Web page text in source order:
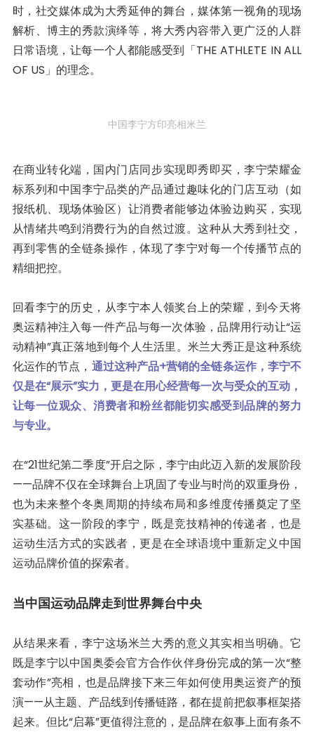
时，社交媒体成为大秀延伸的舞台，媒体第一视角的现场
解析、博主的秀款演绎等，将大秀内容带入更广泛的人群
日常语境，让每一个人都能感受到「THE ATHLETE IN ALL
OF US」的理念。
中国李宁方印亮相米兰
在商业转化端，国内门店同步实现即秀即买，李宁荣耀金
标系列和中国李宁品类的产品通过趣味化的门店互动（如
报纸机、现场体验区）让消费者能够边体验边购买，实现
从情绪共鸣到消费行为的自然过渡。这种从大秀到社交，
再到零售的全链条操作，体现了李宁对每一个传播节点的
精细把控。
回看李宁的历史，从李宁本人领奖台上的荣耀，到今天将
奥运精神注入每一件产品与每一次体验，品牌用行动让“运
动精神”真正落地到每个人生活里。米兰大秀正是这种系统
化运作的节点， 通过这种产品+营销的全链条运作，李宁不
仅是在“展示”实力，更是在用心经营每一次与受众的互动，
让每一位观众、消费者和粉丝都能切实感受到品牌的努力
与专业。
在“21世纪第二季度”开启之际，李宁由此迈入新的发展阶段
——品牌不仅在全球舞台上巩固了专业与时尚的双重身份，
也为未来整个冬奥周期的持续布局和多维度传播奠定了坚
实基础。这一阶段的李宁，既是竞技精神的传递者，也是
运动生活方式的实践者，更是在全球语境中重新定义中国
运动品牌价值的探索者。
当中国运动品牌走到世界舞台中央
从结果来看，李宁这场米兰大秀的意义其实相当明确。它
既是李宁以中国奥委会官方合作伙伴身份完成的第一次“整
套动作”亮相，也是品牌接下来三年如何使用奥运资产的预
演——从主题、产品线到传播链路，都在提前把叙事框架搭
起来。但比“启幕”更值得注意的，是品牌在叙事上面有条不